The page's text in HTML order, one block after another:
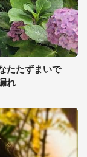
たたずまいで
れ